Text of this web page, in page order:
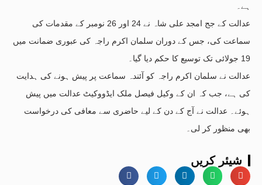
ہے۔
عدالت کے جج امجد علی شاہ نے 24 اور 26 نومبر کے مقدمات کی
سماعت کی، جس کے دوران سلمان اکرم راجہ کی عبوری ضمانت میں
19 جولائی تک توسیع کا حکم دیا گیا۔
عدالت نے سلمان اکرم راجہ کو آئندہ سماعت پر پیش ہونے کی ہدایت
کی ہے، جب کہ ان کے وکیل فیصل ملک ایڈووکیٹ عدالت میں پیش
ہوئے۔ عدالت نے آج کے دن کے لیے حاضری سے معافی کی درخواست
بھی منظور کر لی۔
شیئر کریں